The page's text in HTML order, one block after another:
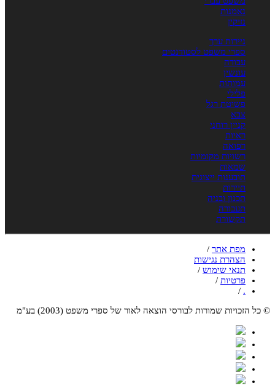
נאמנות
נזיקין
ניירות ערך
ספרי משפט לסטודנטים
עבודה
עונשין
עמותות
פלילי
פשיטת רגל
צבא
קניין רוחני
ראיות
רפואה
רשויות מקומיות
שמאות
תובענות ייצוגית
תיירות
תכנון ובניה
תעבורה
תקשורת
מפת אתר /
הצהרת נגישות
תנאי שימוש /
פרטיות /
.
/
© כל הזכויות שמורות לבורסי הוצאה לאור של ספרי משפט (2003) בע"מ